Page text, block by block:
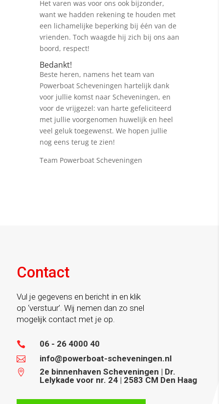
Het varen was voor ons ook bijzonder,
want we hadden rekening te houden met
een lichamelijke beperking bij één van de
vrienden. Toch waagde hij zich bij ons aan
boord, respect!
Bedankt!
Beste heren, namens het team van
Powerboat Scheveningen hartelijk dank
voor jullie komst naar Scheveningen, en
voor de vrijgezel: van harte gefeliciteerd
met jullie voorgenomen huwelijk en heel
veel geluk toegewenst. We hopen jullie
nog eens terug te zien!
Team Powerboat Scheveningen
Contact
Vul je gegevens en bericht in en klik
op ‘verstuur’. Wij nemen dan zo snel
mogelijk contact met je op.
 06 - 26 4000 40
 info@powerboat-scheveningen.nl

2e binnenhaven Scheveningen | Dr.
Lelykade voor nr. 24 | 2583 CM Den Haag